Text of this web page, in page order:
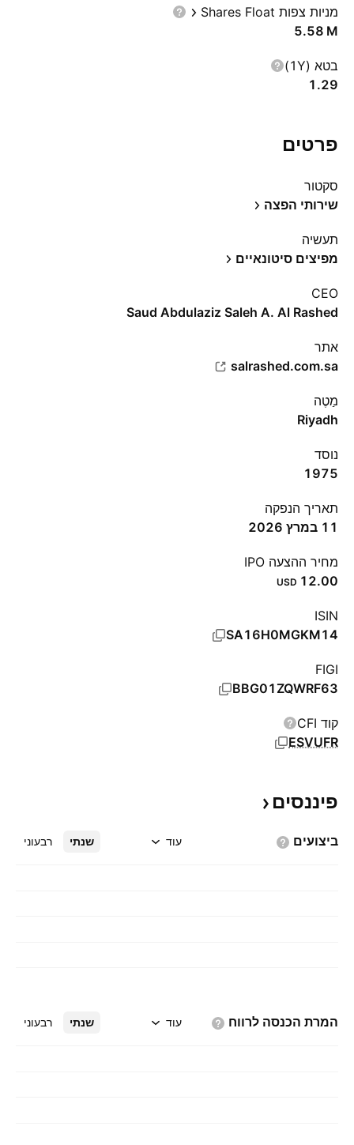
מניות צפות Shares Float
‪5.58 M‬
בטא (1Y)
1.29
פרטים
סקטור
שירותי הפצה
תעשיה
מפיצים סיטונאיים
CEO
Saud Abdulaziz Saleh A. Al Rashed
אתר‏
salrashed.com.sa
מַטֶה
Riyadh
נוסד
1975
תאריך הנפקה
11 במרץ 2026
מחיר ההצעה IPO
12.00
USD
ISIN
SA16H0MGKM14
FIGI
BBG01ZQWRF63
קוד CFI
ESVUFR
פיננסים
ביצועים שנתי רבעוני עוד
המרת הכנסה לרווח שנתי רבעוני עוד